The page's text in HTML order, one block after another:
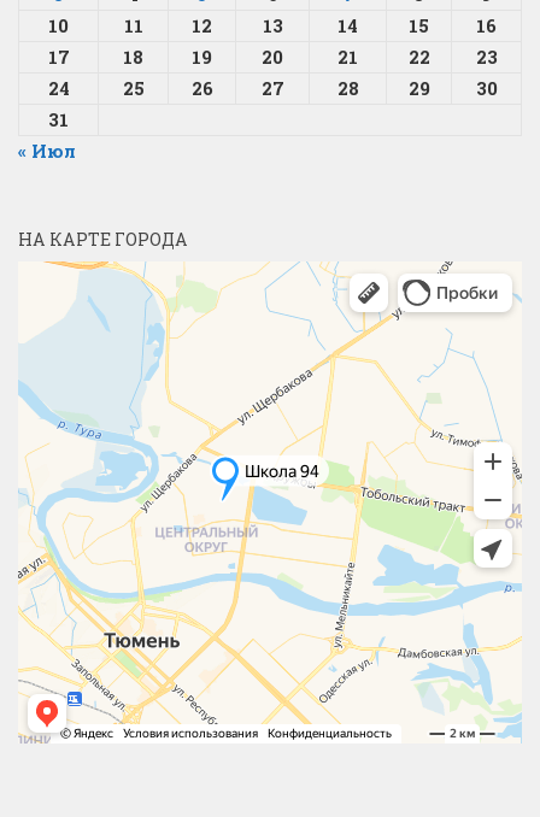
10
11 12 13 14 15
16
17
18 19 20 21 22
23
24
25 26 27 28 29
30
31
« Июл
НА КАРТЕ ГОРОДА